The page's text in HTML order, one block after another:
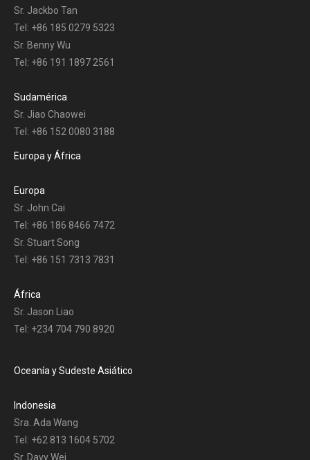
Sr. Jackbo Tan
Tel: +86 185 0279 5323
Sr. Benny Wu
Tel: +86 191 1897 2561
Sudamérica
Sr. Jiao Chaowei
Tel: +86 152 0080 3188
Europa y África
Europa
Sr. John Cai
Tel: +86 186 8466 7472
Sr. Stuart Song
Tel: +86 151 7313 7831
África
Sr. Jason Liao
Tel: +234 704 790 8920
Oceanía y Sudeste Asiático
Indonesia
Sra. Ada Wang
Tel: +62 813 1604 5702
Sr. Davy Wei